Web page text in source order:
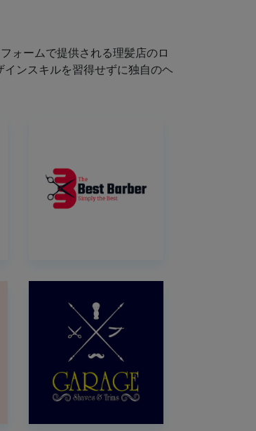
ォームで提供される理髪店のロ
インスキルを習得せずに独自のヘ